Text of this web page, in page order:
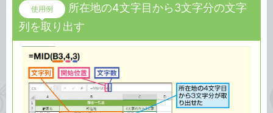
使用例
所在地の4文字目から3文字分の文字
列を取り出す